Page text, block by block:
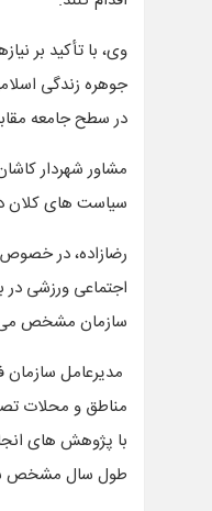
وی، با تأکید بر
جوهره زندگی
در سطح جامعه
مشاور شهردار
سیاست های کلان
اجتماعی ورزشی
سازمان مشخص می
مدیرعامل
مناطق و محلات
با پژوهش های
طول سال مشخص